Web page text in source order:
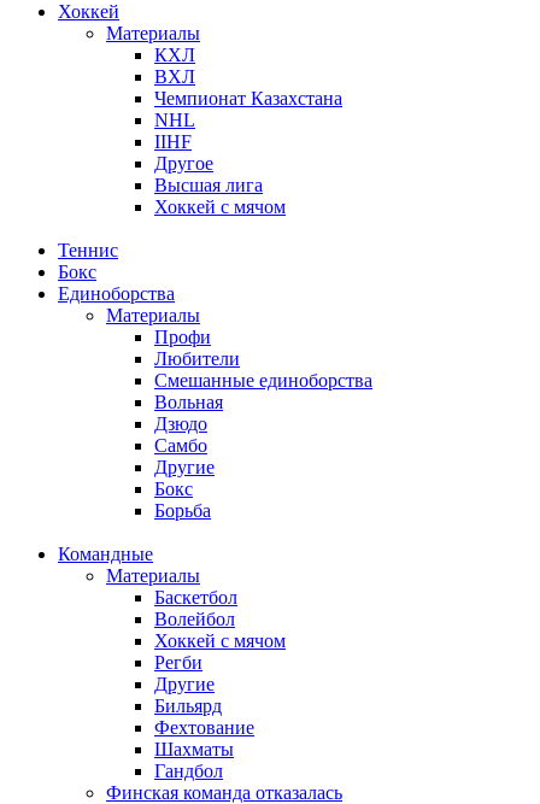
Хоккей
Материалы
КХЛ
ВХЛ
Чемпионат Казахстана
NHL
IIHF
Другое
Высшая лига
Хоккей с мячом
Теннис
Бокс
Единоборства
Материалы
Профи
Любители
Смешанные единоборства
Вольная
Дзюдо
Самбо
Другие
Бокс
Борьба
Командные
Материалы
Баскетбол
Волейбол
Хоккей с мячом
Регби
Другие
Бильярд
Фехтование
Шахматы
Гандбол
Финская команда отказалась